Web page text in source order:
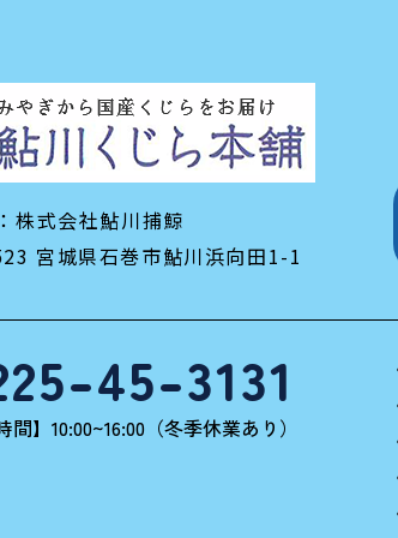
株式会社鮎川捕鯨
宮城県石巻市鮎川浜向田1-1
45-3131
間】10:00~16:00（冬季休業あり）